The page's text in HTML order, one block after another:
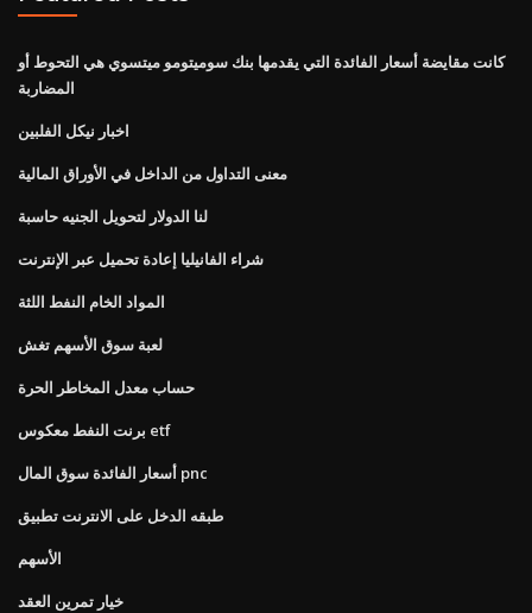
كانت مقايضة أسعار الفائدة التي يقدمها بنك سوميتومو ميتسوي هي التحوط أو
المضاربة
اخبار نيكل الفلبين
معنى التداول من الداخل في الأوراق المالية
لنا الدولار لتحويل الجنيه حاسبة
شراء الفانيليا إعادة تحميل عبر الإنترنت
المواد الخام النفط اللثة
لعبة سوق الأسهم تغش
حساب معدل المخاطر الحرة
برنت النفط معكوس etf
أسعار الفائدة سوق المال pnc
طبقه الدخل على الانترنت تطبيق
الأسهم
خيار تمرين العقد